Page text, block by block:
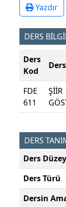
Yazdır
DERS
Ders
Kod
FDE
611
DERS
Ders
Ders Türü
Dersin